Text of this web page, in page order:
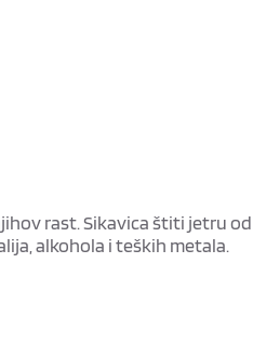
rast. Sikavica štiti jetru
alkohola i teških metala.